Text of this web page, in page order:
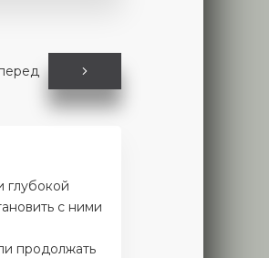
глубокой
с ними
продолжать